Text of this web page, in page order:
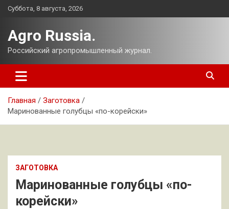
Перейти
Суббота, 8 августа, 2026
Agro Russia.
Российский агропромышленный журнал.
Главная
Заготовка
Маринованные голубцы «по-корейски»
ЗАГОТОВКА
Маринованные голубцы «по-
корейски»